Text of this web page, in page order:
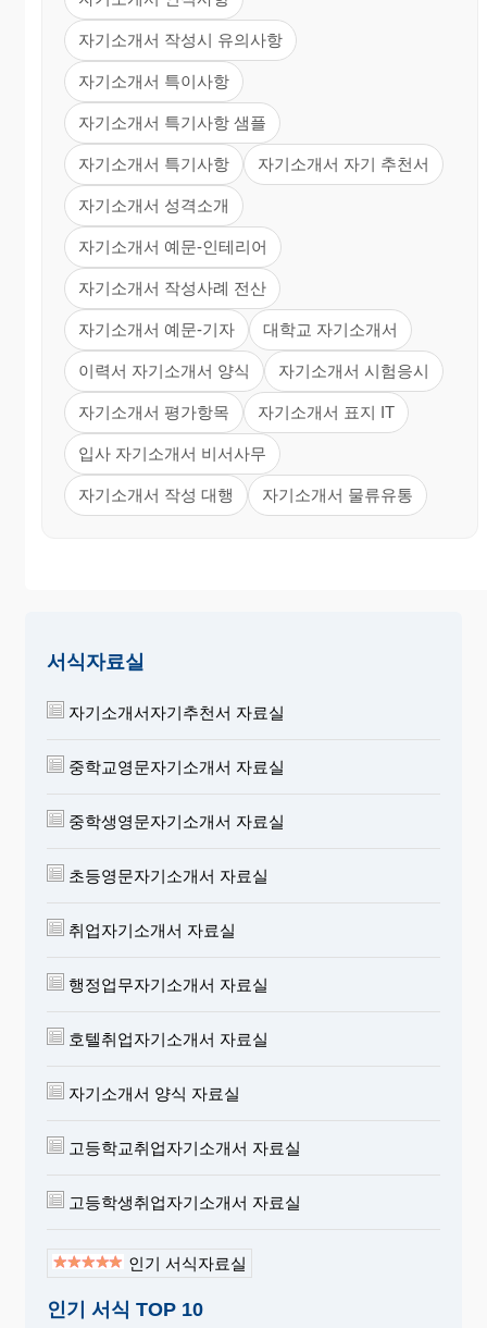
자기소개서 작성시 유의사항
자기소개서 특이사항
자기소개서 특기사항 샘플
자기소개서 특기사항 자기소개서 자기 추천서
자기소개서 성격소개
자기소개서 예문-인테리어
자기소개서 작성사례 전산
자기소개서 예문-기자 대학교 자기소개서
이력서 자기소개서 양식 자기소개서 시험응시
자기소개서 평가항목 자기소개서 표지 IT
입사 자기소개서 비서사무
자기소개서 작성 대행 자기소개서 물류유통
서식자료실
자기소개서자기추천서 자료실
중학교영문자기소개서 자료실
중학생영문자기소개서 자료실
초등영문자기소개서 자료실
취업자기소개서 자료실
행정업무자기소개서 자료실
호텔취업자기소개서 자료실
자기소개서 양식 자료실
고등학교취업자기소개서 자료실
고등학생취업자기소개서 자료실
인기 서식자료실
인기 서식 TOP 10